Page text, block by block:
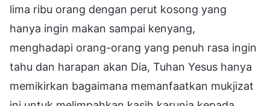
lima ribu orang dengan perut kosong yang
hanya ingin makan sampai kenyang,
menghadapi orang-orang yang penuh rasa ingin
tahu dan harapan akan Dia, Tuhan Yesus hanya
memikirkan bagaimana memanfaatkan mukjizat